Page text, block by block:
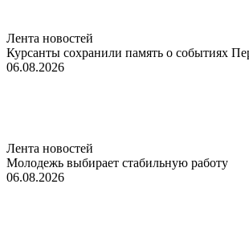
Лента новостей
Курсанты сохранили память о событиях
06.08.2026
Лента новостей
Молодежь выбирает стабильную работу
06.08.2026